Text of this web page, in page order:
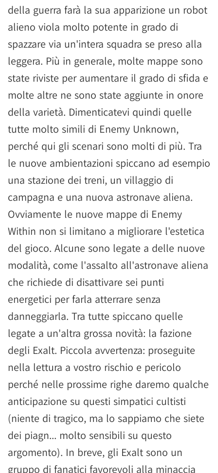
della guerra farà la sua apparizione un robot
alieno viola molto potente in grado di
spazzare via un'intera squadra se preso alla
leggera. Più in generale, molte mappe sono
state riviste per aumentare il grado di sfida e
molte altre ne sono state aggiunte in onore
della varietà. Dimenticatevi quindi quelle
tutte molto simili di Enemy Unknown,
perché qui gli scenari sono molti di più. Tra
le nuove ambientazioni spiccano ad esempio
una stazione dei treni, un villaggio di
campagna e una nuova astronave aliena.
Ovviamente le nuove mappe di Enemy
Within non si limitano a migliorare l'estetica
del gioco. Alcune sono legate a delle nuove
modalità, come l'assalto all'astronave aliena
che richiede di disattivare sei punti
energetici per farla atterrare senza
danneggiarla. Tra tutte spiccano quelle
legate a un'altra grossa novità: la fazione
degli Exalt. Piccola avvertenza: proseguite
nella lettura a vostro rischio e pericolo
perché nelle prossime righe daremo qualche
anticipazione su questi simpatici cultisti
(niente di tragico, ma lo sappiamo che siete
dei piagn... molto sensibili su questo
argomento). In breve, gli Exalt sono un
gruppo di fanatici favorevoli alla minaccia